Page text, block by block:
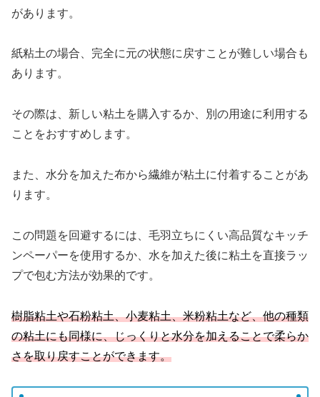
があります。
紙粘土の場合、完全に元の状態に戻すことが難しい場合も
あります。
その際は、新しい粘土を購入するか、別の用途に利用する
ことをおすすめします。
また、水分を加えた布から繊維が粘土に付着することがあ
ります。
この問題を回避するには、毛羽立ちにくい高品質なキッチ
ンペーパーを使用するか、水を加えた後に粘土を直接ラッ
プで包む方法が効果的です。
樹脂粘土や石粉粘土、小麦粘土、米粉粘土など、他の種類
の粘土にも同様に、じっくりと水分を加えることで柔らか
さを取り戻すことができます。